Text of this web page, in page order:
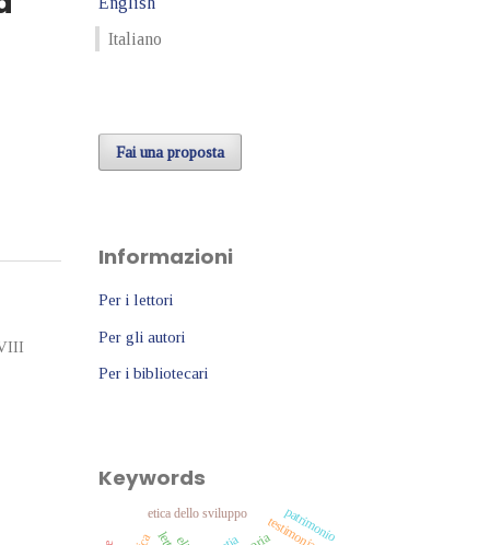
Italiano
Fai una proposta
Informazioni
Per i lettori
Per gli autori
Per i bibliotecari
Keywords
etica dello sviluppo patrimonio